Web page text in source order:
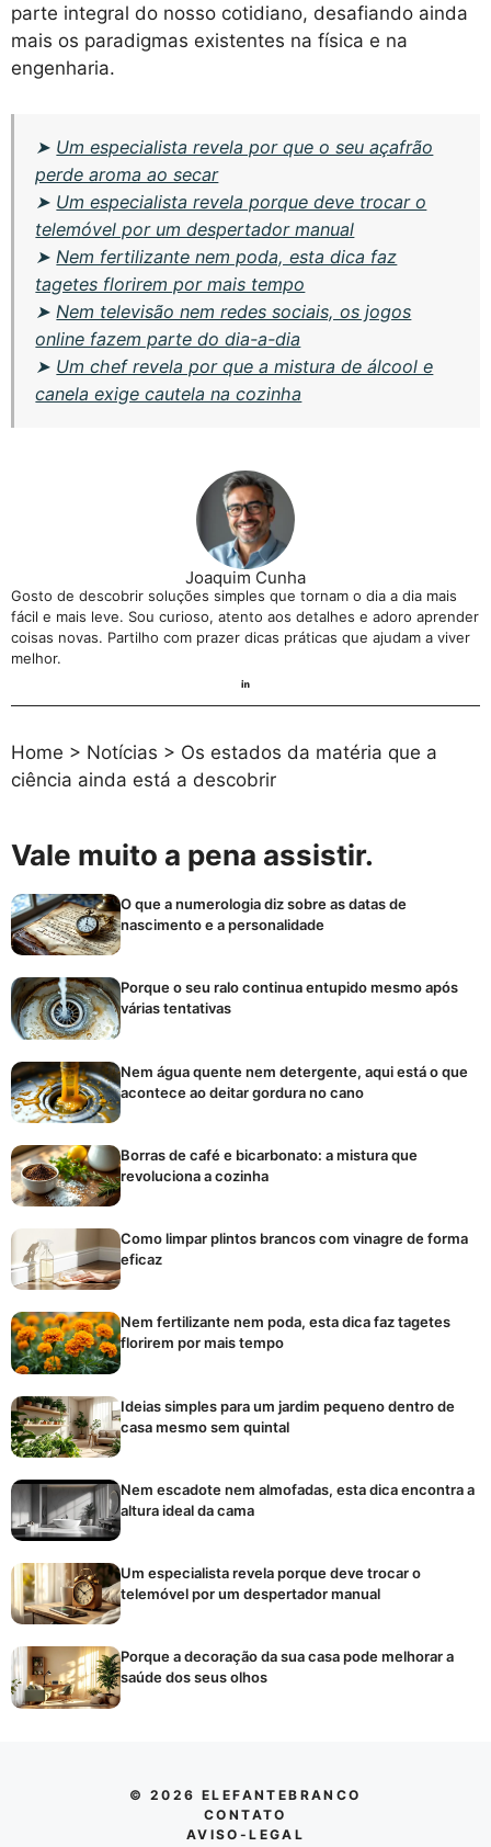
parte integral do nosso cotidiano, desafiando ainda
mais os paradigmas existentes na física e na
engenharia.
➤ Um especialista revela por que o seu açafrão
perde aroma ao secar
➤ Um especialista revela porque deve trocar o
telemóvel por um despertador manual
➤ Nem fertilizante nem poda, esta dica faz
tagetes florirem por mais tempo
➤ Nem televisão nem redes sociais, os jogos
online fazem parte do dia-a-dia
➤ Um chef revela por que a mistura de álcool e
canela exige cautela na cozinha
Joaquim Cunha
Gosto de descobrir soluções simples que tornam o dia a dia mais
fácil e mais leve. Sou curioso, atento aos detalhes e adoro aprender
coisas novas. Partilho com prazer dicas práticas que ajudam a viver
melhor.
Home > Notícias > Os estados da matéria que a
ciência ainda está a descobrir
Vale muito a pena assistir.
O que a numerologia diz sobre as datas de
nascimento e a personalidade
Porque o seu ralo continua entupido mesmo após
várias tentativas
Nem água quente nem detergente, aqui está o que
acontece ao deitar gordura no cano
Borras de café e bicarbonato: a mistura que
revoluciona a cozinha
Como limpar plintos brancos com vinagre de forma
eficaz
Nem fertilizante nem poda, esta dica faz tagetes
florirem por mais tempo
Ideias simples para um jardim pequeno dentro de
casa mesmo sem quintal
Nem escadote nem almofadas, esta dica encontra a
altura ideal da cama
Um especialista revela porque deve trocar o
telemóvel por um despertador manual
Porque a decoração da sua casa pode melhorar a
saúde dos seus olhos
© 2026 ELEFANTEBRANCO
CONTATO
AVISO-LEGAL